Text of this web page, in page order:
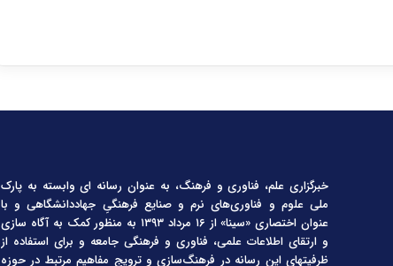
خبرگزاری علم، فناوری و فرهنگ، به عنوان رسانه ای وابسته به پارک
ملی علوم و فناوری‌های نرم و صنایع فرهنگیِ جهاددانشگاهی و با
عنوان اختصاری «سینا» از ۱۶ مرداد ۱۳۹۳ به منظور کمک به آگاه سازی
و ارتقای اطلاعات علمی، فناوری و فرهنگی جامعه و برای استفاده از
ظرفیتهای این رسانه در فرهنگ‌سازی و ترویج مفاهیم مرتبط در حوزه